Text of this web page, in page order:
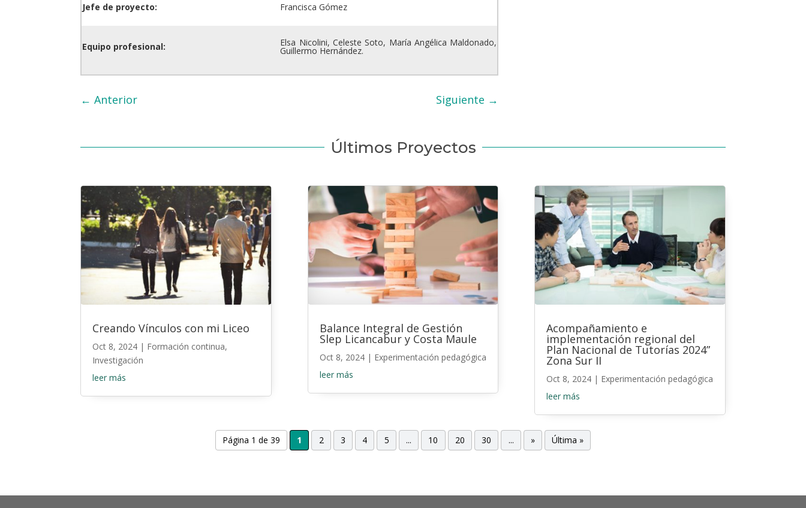
Jefe de proyecto: Francisca Gómez
Equipo profesional: Elsa Nicolini, Celeste Soto, María Angélica Maldonado,
Guillermo Hernández.
←Anterior Siguiente →
Últimos Proyectos
Creando Vínculos con mi Liceo
Oct 8, 2024 | Formación continua,
Investigación
leer más
Balance Integral de Gestión
Slep Licancabur y Costa Maule
Oct 8, 2024| Experimentación pedagógica
leer más
Acompañamiento e
implementación regional del
Plan Nacional de Tutorías 2024”
Zona Sur II
Oct 8, 2024| Experimentación pedagógica
leer más
Página 1 de 39 1 2 3 4 5 ... 10 20 30 ... » Última »